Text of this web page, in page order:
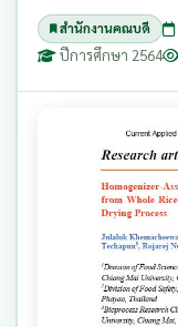
สำนักงานคณบดี
ปีการศึกษา 2564